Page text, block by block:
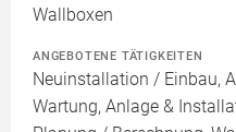
Wallboxen
ANGEBOTENE TÄTIGKEITEN
Neuinstallation / Einbau,
Wartung, Anlage &